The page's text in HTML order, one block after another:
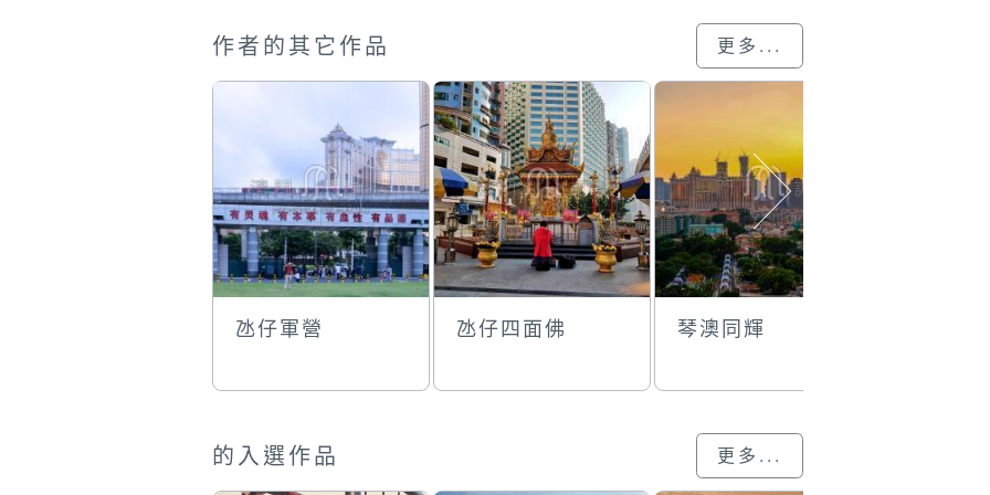
作者的其它作品 更多...
氹仔軍營 氹仔四面佛 琴澳同輝
的入選作品 更多...